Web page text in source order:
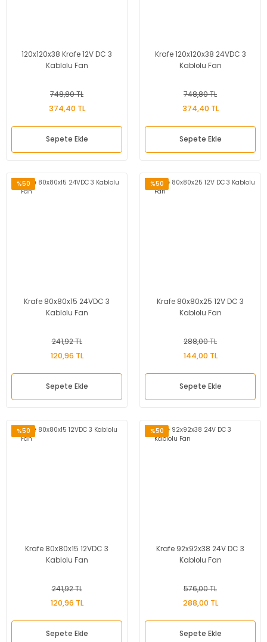
120x120x38 Krafe 12V DC 3
Kablolu Fan
748,80 TL
374,40 TL
Sepete Ekle
Krafe 120x120x38 24VDC 3
Kablolu Fan
748,80 TL
374,40 TL
Sepete Ekle
%50
Krafe 80x80x15 24VDC 3
Kablolu Fan
241,92 TL
120,96 TL
Sepete Ekle
%50
Krafe 80x80x25 12V DC 3
Kablolu Fan
288,00 TL
144,00 TL
Sepete Ekle
%50
Krafe 80x80x15 12VDC 3
Kablolu Fan
241,92 TL
120,96 TL
Sepete Ekle
%50
Krafe 92x92x38 24V DC 3
Kablolu Fan
576,00 TL
288,00 TL
Sepete Ekle